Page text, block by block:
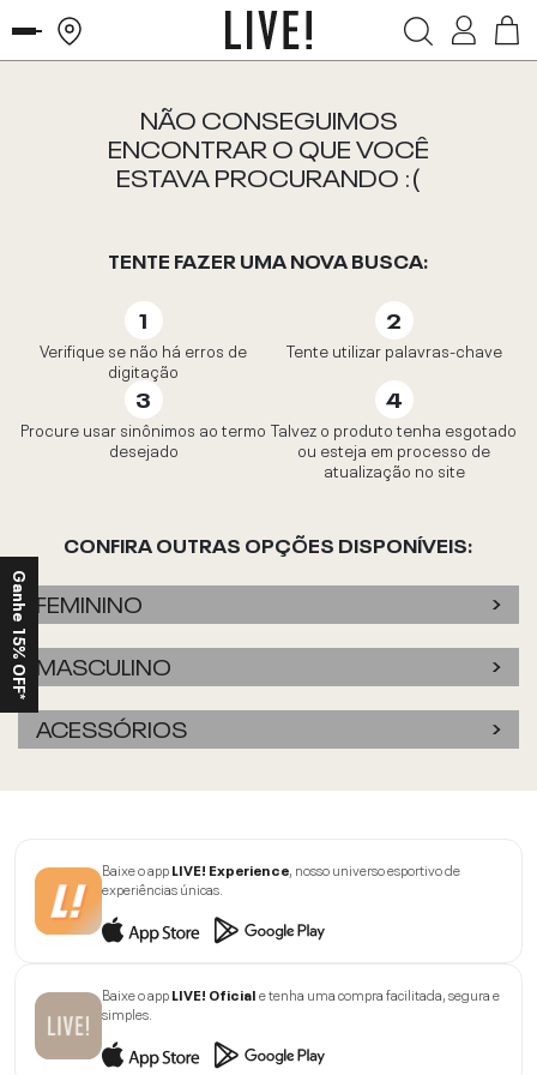
NÃO CONSEGUIMOS
ENCONTRAR O QUE VOCÊ
ESTAVA PROCURANDO :(
TENTE FAZER UMA NOVA BUSCA:
Verifique se não há erros de
digitação
Tente utilizar palavras-chave
Procure usar sinônimos ao termo
desejado
Talvez o produto tenha esgotado
ou esteja em processo de
atualização no site
CONFIRA OUTRAS OPÇÕES DISPONÍVEIS:
FEMININO
MASCULINO
ACESSÓRIOS
Baixe o appLIVE! Experience, nosso universo esportivo de
experiências únicas.
Baixe o appLIVE! Oficiale tenha uma compra facilitada, segura e
simples.
Ganhe 15% OFF*